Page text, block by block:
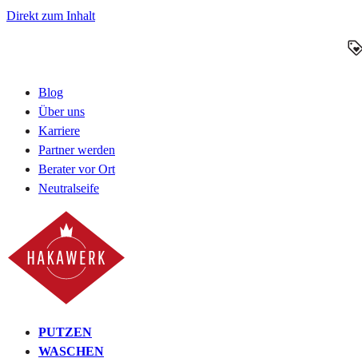
Direkt zum Inhalt
Blog
Über uns
Karriere
Partner werden
Berater vor Ort
Neutralseife
PUTZEN
WASCHEN